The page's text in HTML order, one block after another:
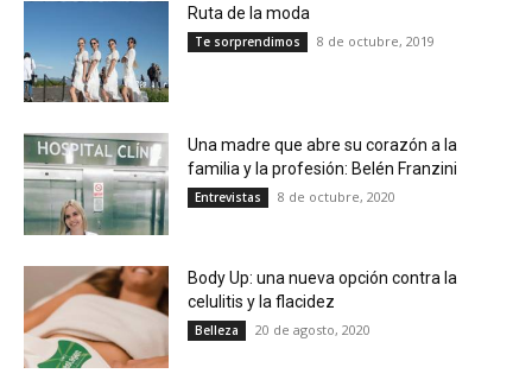
Ruta de la moda
Te sorprendimos 8 de octubre, 2019
Una madre que abre su corazón a la
familia y la profesión: Belén Franzini
Entrevistas 8 de octubre, 2020
Body Up: una nueva opción contra la
celulitis y la flacidez
Belleza 20 de agosto, 2020